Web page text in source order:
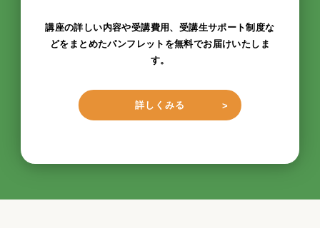
講座の詳しい内容や受講費用、受講生サポート制度な
どをまとめたパンフレットを無料でお届けいたしま
す。
詳しくみる